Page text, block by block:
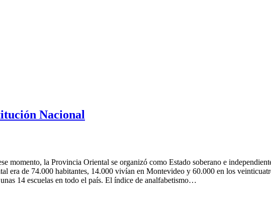
Nacional
momento, la Provincia Oriental se organizó como Estado soberano e
de 74.000 habitantes, 14.000 vivían en Montevideo y 60.000 en los
14 escuelas en todo el país. El índice de analfabetismo…